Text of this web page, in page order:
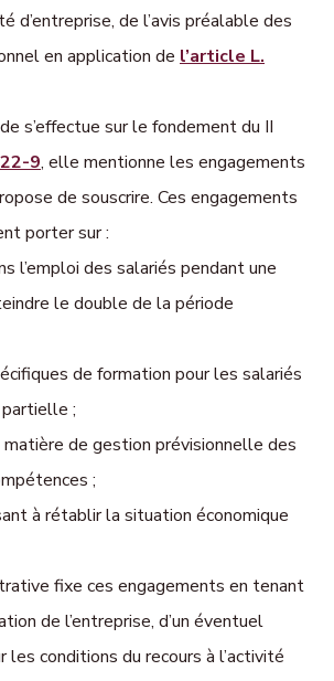
d’entreprise, de l’avis préalable des
en application de l’article L.
s’effectue sur le fondement du II
9, elle mentionne les engagements
de souscrire. Ces engagements
porter sur :
l’emploi des salariés pendant une
le double de la période
de formation pour les salariés
;
de gestion prévisionnelle des
;
à rétablir la situation économique
fixe ces engagements en tenant
de l’entreprise, d’un éventuel
les conditions du recours à l’activité